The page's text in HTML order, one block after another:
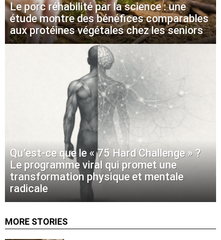
Le porc réhabilité par la science : une
étude montre des bénéfices comparables
aux protéines végétales chez les seniors
Qu’est-ce que le « 75 Hard Challenge » ?
Le programme viral qui promet une
transformation physique et mentale
radicale
MORE STORIES